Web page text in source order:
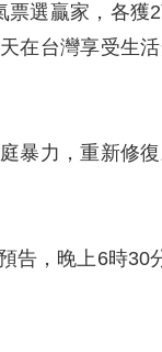
選贏家，各
在台灣享受生
暴力，重新修
告，晚上6時30